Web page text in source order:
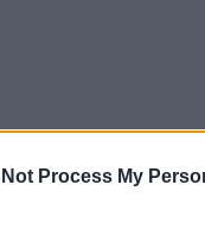
Not Process My
el futuro, Emirates
la aviación y la